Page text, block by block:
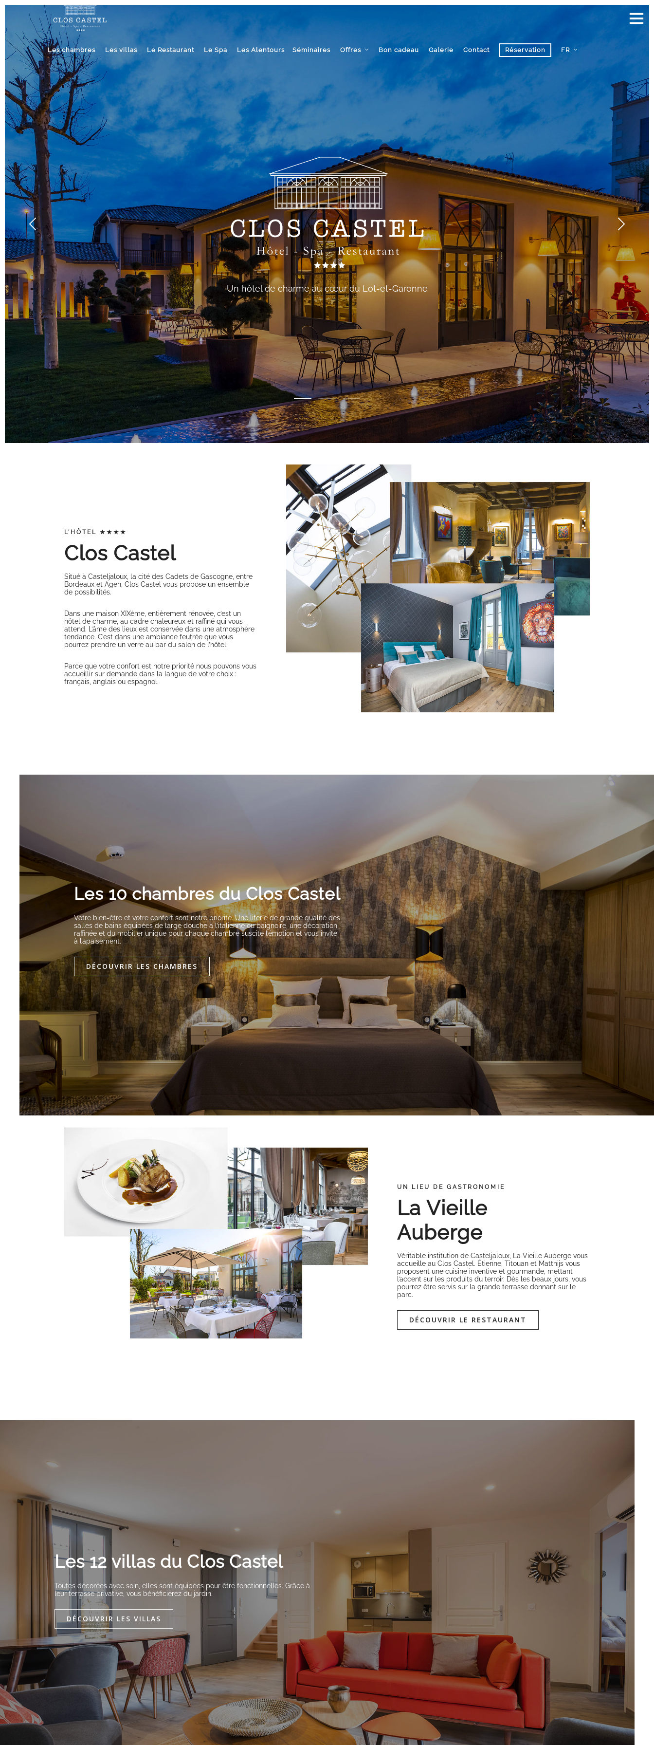
Les chambres Les villas Le Restaurant Le Spa Les Alentours Séminaires Offres Bon cadeau Galerie Contact Réservation FR
Un hôtel de charme au cœur du Lot-et-Garonne
L’HÔTEL ★★★★
Clos Castel
Situé à Casteljaloux, la cité des Cadets de Gascogne, entre
Bordeaux et Agen, Clos Castel vous propose un ensemble
de possibilités.
Dans une maison XIXème, entièrement rénovée, c’est un
hôtel de charme, au cadre chaleureux et raffiné qui vous
attend. L’âme des lieux est conservée dans une atmosphère
tendance. C’est dans une ambiance feutrée que vous
pourrez prendre un verre au bar du salon de l’hôtel.
Parce que votre confort est notre priorité nous pouvons vous
accueillir sur demande dans la langue de votre choix :
français, anglais ou espagnol.
Les 10 chambres du Clos Castel
Votre bien-être et votre confort sont notre priorité. Une literie de grande qualité des
salles de bains équipées de large douche à l’italienne ou baignoire, une décoration
raffinée et du mobilier unique pour chaque chambre suscite l’émotion et vous invite
à l’apaisement.
DÉCOUVRIR LES CHAMBRES
UN LIEU DE GASTRONOMIE
La Vieille
Auberge
Véritable institution de Casteljaloux, La Vieille Auberge vous
accueille au Clos Castel. Étienne, Titouan et Matthijs vous
proposent une cuisine inventive et gourmande, mettant
l’accent sur les produits du terroir. Dès les beaux jours, vous
pourrez être servis sur la grande terrasse donnant sur le
parc.
DÉCOUVRIR LE RESTAURANT
Les 12 villas du Clos Castel
Toutes décorées avec soin, elles sont équipées pour être fonctionnelles. Grâce à
leur terrasse privative, vous bénéficierez du jardin.
DÉCOUVRIR LES VILLAS